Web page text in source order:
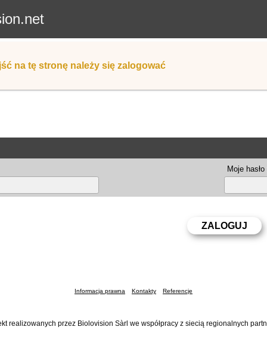
na tę stronę należy się zalogować
Moje hasło
Informacja prawna Kontakty Referencje
realizowanych przez Biolovision Sàrl we współpracy z siecią regionalnych